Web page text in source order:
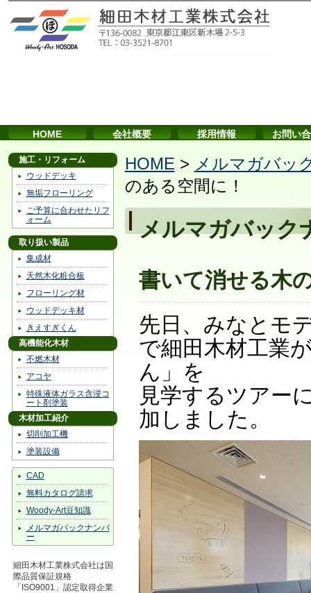
HOME 会社概要 採用情報 お問い
施工・リフォーム
ウッドデッキ
無垢フローリング
ご予算に合わせたリフ
ォーム
取り扱い製品
集成材
天然木化粧合板
フローリング材
ウッドデッキ材
きえすぎくん
高機能化木材
不燃木材
アコヤ
特殊液体ガラス含浸コ
ート剤塗装
木材加工紹介
切削加工機
塗装設備
CAD
無料カタログ請求
Woody-Art豆知識
メルマガバックナンバ
ー
細田木材工業株式会社は国
際品質保証規格
「ISO9001」認定取得企業
HOME > メルマガバッ
のある空間に！
メルマガバック
書いて消せる木
先日、みなとモ
で細田木材工業
ん」を
見学するツアー
加しました。